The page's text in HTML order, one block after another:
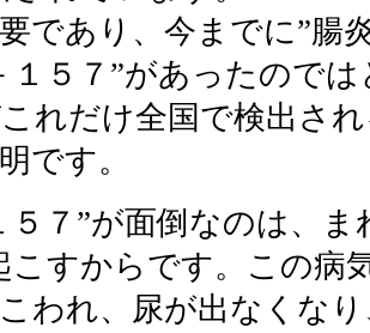
であり、今までに”腸
１５７”があったので
れだけ全国で検出さ
です。
７”が面倒なのは、ま
こすからです。この病
われ、尿が出なくな